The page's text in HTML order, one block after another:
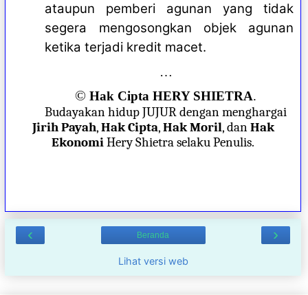
ataupun pemberi agunan yang tidak
segera mengosongkan objek agunan
ketika terjadi kredit macet.
…
©Hak Cipta HERY SHIETRA.
Budayakan hidup JUJUR dengan menghargai
Jirih Payah,Hak Cipta,Hak Moril, danHak
EkonomiHery Shietra selaku Penulis.
‹ ›
Beranda
Lihat versi web